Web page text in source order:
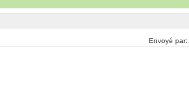
Envoyé par: